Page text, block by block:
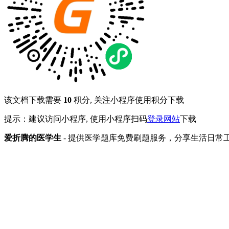
该文档下载需要 10 积分, 关注小程序使用积分下载
提示：建议访问小程序, 使用小程序扫码登录网站下载
爱折腾的医学生 - 提供医学题库免费刷题服务，分享生活日常